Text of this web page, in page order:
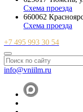
Схема проезда
660062
Схема проезда
+7 495 993 30 54
info@vniilm.ru